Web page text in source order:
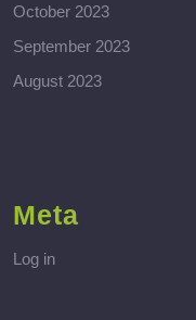
October 2023
September 2023
August 2023
Meta
Log in